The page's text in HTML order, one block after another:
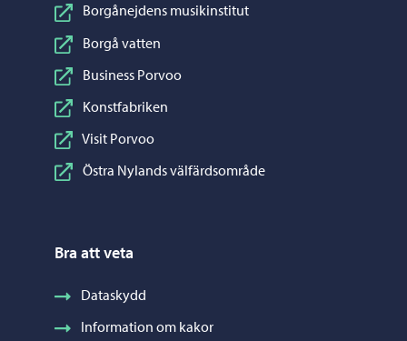
Borgånejdens musikinstitut
Borgå vatten
Business Porvoo
Konstfabriken
Visit Porvoo
Östra Nylands välfärdsområde
Bra att veta
Dataskydd
Information om kakor